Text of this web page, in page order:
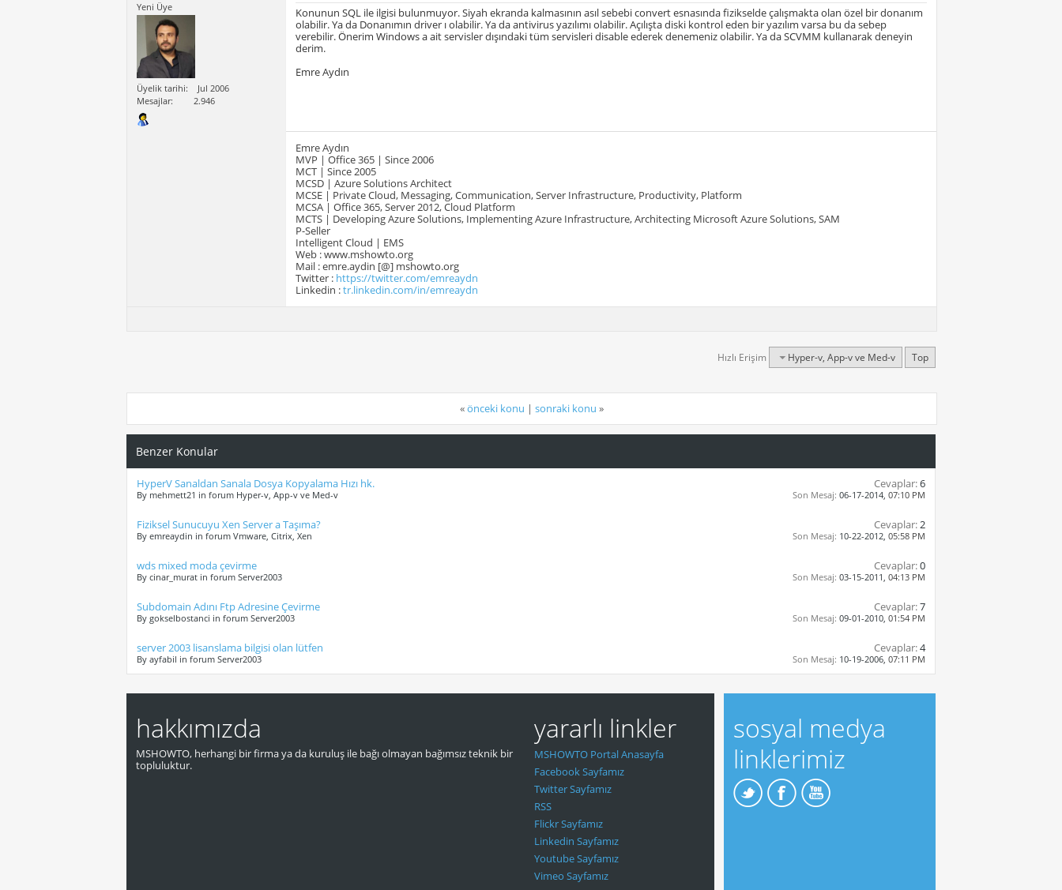
Yeni Üye
Üyelik tarihi
Jul 2006
Mesajlar
2.946
Konunun SQL ile ilgisi bulunmuyor. Siyah ekranda kalmasının asıl sebebi convert esnasında fizikselde çalışmakta olan özel bir donanım
olabilir. Ya da Donanımın driver ı olabilir. Ya da antivirus yazılımı olabilir. Açılışta diski kontrol eden bir yazılım varsa bu da sebep
verebilir. Önerim Windows a ait servisler dışındaki tüm servisleri disable ederek denemeniz olabilir. Ya da SCVMM kullanarak deneyin
derim.
Emre Aydın
Emre Aydın
MVP | Office 365 | Since 2006
MCT | Since 2005
MCSD | Azure Solutions Architect
MCSE | Private Cloud, Messaging, Communication, Server Infrastructure, Productivity, Platform
MCSA | Office 365, Server 2012, Cloud Platform
MCTS | Developing Azure Solutions, Implementing Azure Infrastructure, Architecting Microsoft Azure Solutions, SAM
P-Seller
Intelligent Cloud | EMS
Web : www.mshowto.org
Mail : emre.aydin [@] mshowto.org
Twitter : https://twitter.com/emreaydn
Linkedin :tr.linkedin.com/in/emreaydn
Hızlı Erişim Hyper-v, App-v ve Med-v Top
«önceki konu | sonraki konu »
Benzer Konular
HyperV Sanaldan Sanala Dosya Kopyalama Hızı hk.
By mehmett21 in forum Hyper-v, App-v ve Med-v
Cevaplar:6
Son Mesaj: 06-17-2014, 07:10 PM
Fiziksel Sunucuyu Xen Server a Taşıma?
By emreaydin in forum Vmware, Citrix, Xen
Cevaplar:2
Son Mesaj: 10-22-2012, 05:58 PM
wds mixed moda çevirme
By cinar_murat in forum Server2003
Cevaplar:0
Son Mesaj: 03-15-2011, 04:13 PM
Subdomain Adını Ftp Adresine Çevirme
By gokselbostanci in forum Server2003
Cevaplar:7
Son Mesaj: 09-01-2010, 01:54 PM
server 2003 lisanslama bilgisi olan lütfen
By ayfabil in forum Server2003
Cevaplar:4
Son Mesaj: 10-19-2006, 07:11 PM
hakkımızda
MSHOWTO, herhangi bir firma ya da kuruluş ile bağı olmayan bağımsız teknik bir
topluluktur.
yararlı linkler
MSHOWTO Portal Anasayfa
Facebook Sayfamız
Twitter Sayfamız
RSS
Flickr Sayfamız
Linkedin Sayfamız
Youtube Sayfamız
Vimeo Sayfamız
sosyal medya
linklerimiz